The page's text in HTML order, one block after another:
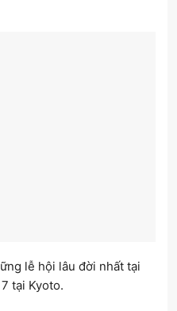
lễ hội lâu đời nhất tại
tại Kyoto.